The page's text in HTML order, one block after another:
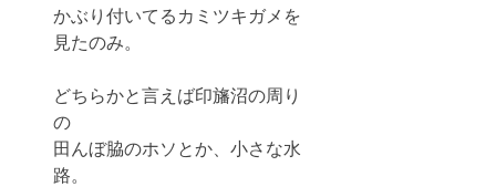
かぶり付いてるカミツキガメを
見たのみ。
どちらかと言えば印旛沼の周り
の
田んぼ脇のホソとか、小さな水
路。